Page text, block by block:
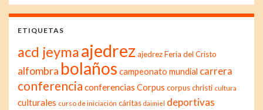
ETIQUETAS
acd jeymaajedrez ajedrez Feria del Cristo
alfombra bolaños campeonato mundial carrera
conferencia conferencias Corpus corpus christi cultura
culturales curso de iniciación cáritas daimiel deportivas